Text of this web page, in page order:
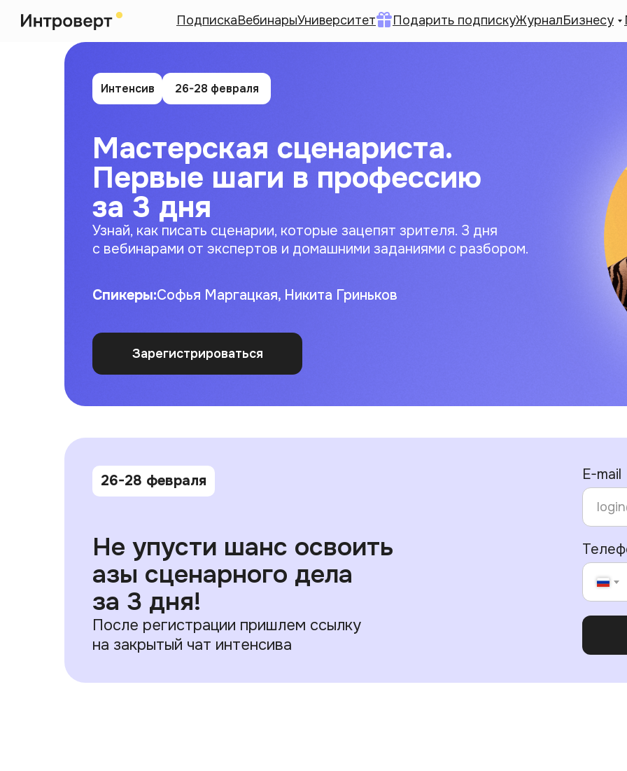
ПодпискаВебинарыУниверситет Подарить подпискуЖурналБизнесу
Интенсив 26-28 февраля
Мастерская сценариста.
Первые шаги в профессию
за 3 дня
Узнай, как писать сценарии, которые зацепят зрителя. 3 дня
с вебинарами от экспертов и домашними заданиями с разбором.
Спикеры:Софья Маргацкая, Никита Гриньков
Зарегистрироваться
26-28 февраля
Не упусти шанс освоить
азы сценарного дела
за 3 дня!
После регистрации пришлем ссылку
на закрытый чат интенсива
E-mail